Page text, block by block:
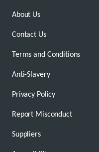
About Us
Contact Us
Terms and Conditions
Anti-Slavery
Privacy Policy
Report Misconduct
Suppliers